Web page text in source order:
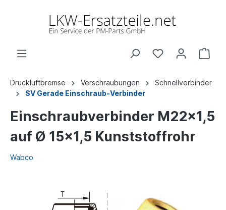
Druckluftbremse Verschraubungen
Schnellverbinder
SV Gerade Einschraub-Verbinder
Einschraubverbinder M22x1,5
auf Ø 15x1,5 Kunststoffrohr
Wabco